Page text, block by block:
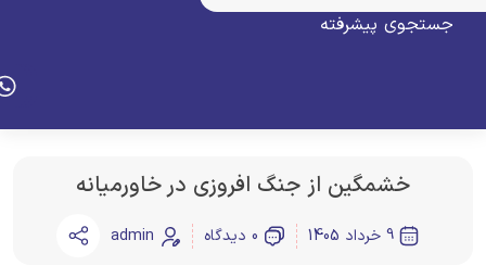
جستجوی پیشرفته
خشمگین از جنگ افروزی در خاورمیانه
9 خرداد 1405 0 دیدگاه admin